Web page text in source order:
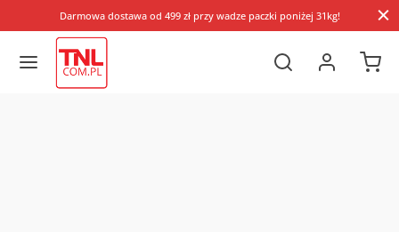
Darmowa dostawa od 499 zł przy wadze paczki poniżej 31kg!